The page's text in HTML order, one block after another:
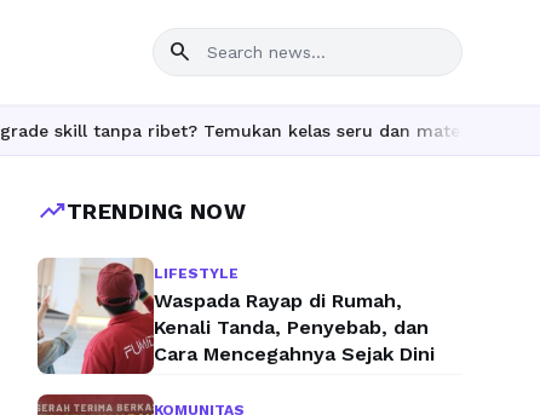
search
skill tanpa ribet? Temukan kelas seru dan materi lengkap
trending_upTRENDING NOW
LIFESTYLE
Waspada Rayap di Rumah,
Kenali Tanda, Penyebab, dan
Cara Mencegahnya Sejak Dini
KOMUNITAS